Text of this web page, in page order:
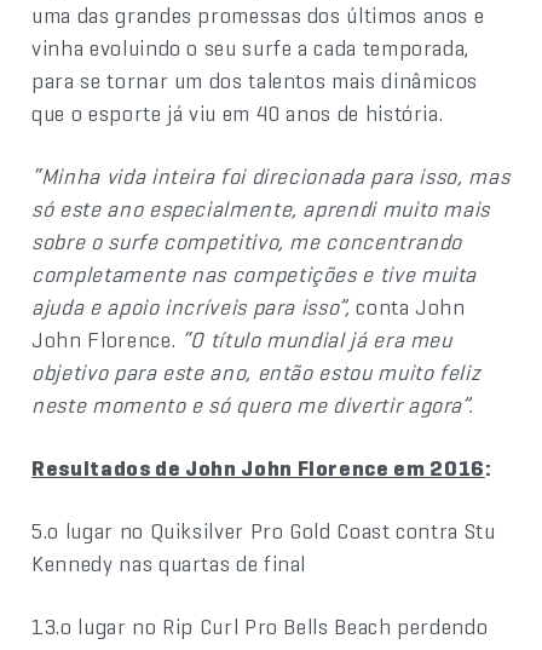
uma das grandes promessas dos últimos anos e
vinha evoluindo o seu surfe a cada temporada,
para se tornar um dos talentos mais dinâmicos
que o esporte já viu em 40 anos de história.
“Minha vida inteira foi direcionada para isso, mas
só este ano especialmente, aprendi muito mais
sobre o surfe competitivo, me concentrando
completamente nas competições e tive muita
ajuda e apoio incríveis para isso”,conta John
John Florence. “O título mundial já era meu
objetivo para este ano, então estou muito feliz
neste momento e só quero me divertir agora”.
Resultados de John John Florence em 2016:
5.o lugar no Quiksilver Pro Gold Coast contra Stu
Kennedy nas quartas de final
13.o lugar no Rip Curl Pro Bells Beach perdendo